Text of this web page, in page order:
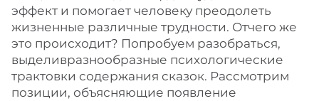
эффект и помогает человеку преодолеть
жизненные различные трудности. Отчего же
это происходит? Попробуем разобраться,
выделивразнообразные психологические
трактовки содержания сказок. Рассмотрим
позиции, объясняющие появление